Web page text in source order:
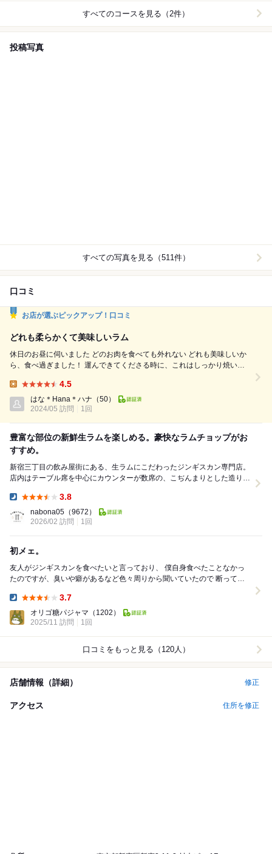
すべてのコースを見る（2件）
投稿写真
すべての写真を見る（511件）
口コミ
お店が選ぶピックアップ！口コミ
どれも柔らかくて美味しいラム
休日のお昼に伺いました どのお肉を食べても外れない どれも美味しいか
ら、食べ過ぎました！ 運んできてくださる時に、これはしっかり焼い
食べられました 開店してるかちょっと分かりずらい外観だったので、入
店した時は私たちだけでしたが、徐々に多くなってくる感じでした 帰る
時にはファブリーズも貸してくださいました！ ...
4.5
はな＊Hana＊ハナ （50）
2024/05 訪問
1回
豊富な部位の新鮮生ラムを楽しめる。豪快なラムチョップがお
すすめ。
新宿三丁目の飲み屋街にある、生ラムにこだわったジンギスカン専門店。
店内はテーブル席を中心にカウンターが数席の、こぢんまりとした造り。
3.8
nabona05 （9672）
2026/02 訪問
1回
初メェ。
友人がジンギスカンを食べたいと言っており、 僕自身食べたことなかっ
たのですが、臭いや癖があるなど色々周りから聞いていたので 断ってい
3.7
オリゴ糖パジャマ （1202）
2025/11 訪問
1回
口コミをもっと見る（120人）
店舗情報（詳細） 修正
アクセス 住所を修正